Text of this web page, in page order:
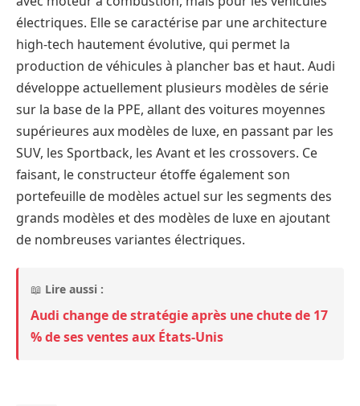
électriques. Elle se caractérise par une architecture
high-tech hautement évolutive, qui permet la
production de véhicules à plancher bas et haut. Audi
développe actuellement plusieurs modèles de série
sur la base de la PPE, allant des voitures moyennes
supérieures aux modèles de luxe, en passant par les
SUV, les Sportback, les Avant et les crossovers. Ce
faisant, le constructeur étoffe également son
portefeuille de modèles actuel sur les segments des
grands modèles et des modèles de luxe en ajoutant
de nombreuses variantes électriques.
📖 Lire aussi :
Audi change de stratégie après une chute de 17
% de ses ventes aux États-Unis